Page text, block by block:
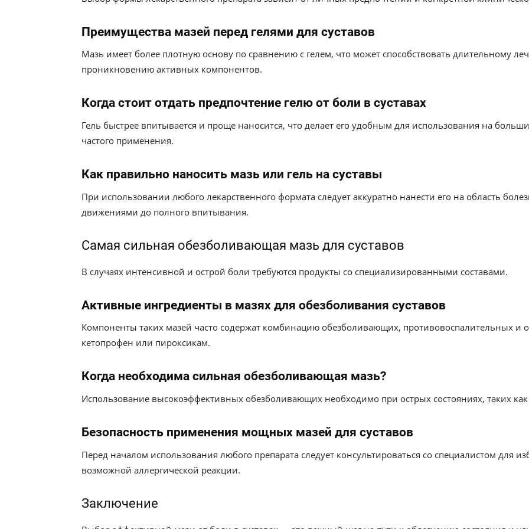
Преимущества мазей перед гелями для суставов
Мазь имеет более плотную основу по сравнению с гелем, что может способствовать длительному
проникновению активных компонентов.
Когда стоит отдать предпочтение гелю от боли в суставах
Гель быстрее впитывается и проще наносится, что делает его удобным для использования на
частого применения.
Как правильно наносить мазь или гель на суставы
При использовании любого лекарственного формата следует аккуратно нанести его на область
движениями до полного впитывания.
Самая сильная обезболивающая мазь для суставов
В случаях интенсивной и острой боли требуются продукты со специализированными составами.
Активные ингредиенты в мазях для обезболивания суставов
Компоненты таких мазей часто содержат комбинацию обезболивающих, противовоспалительных и
кетопрофен или пироксикам.
Когда необходима сильная обезболивающая мазь?
Использование высокоэффективных обезболивающих необходимо при острых состояниях, таких
Безопасность применения мощных мазей для суставов
Перед началом использования любого препарата следует консультироваться со специалистом для
возможной аллергической реакции.
Заключение